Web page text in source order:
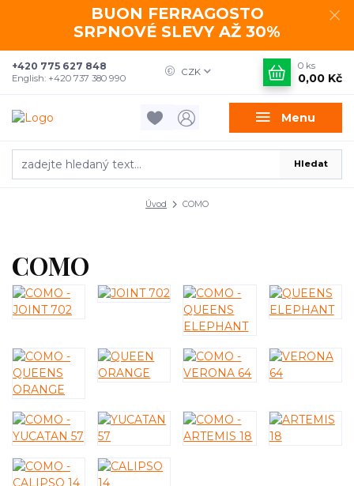
BUON FERRAGOSTO
SRPNOVÉ SLEVY AŽ 30%
Menu
CZK
Hledat
+420 775 627 848
English: +420 737 380 990
0 ks
0,00 Kč
Úvod COMO
COMO